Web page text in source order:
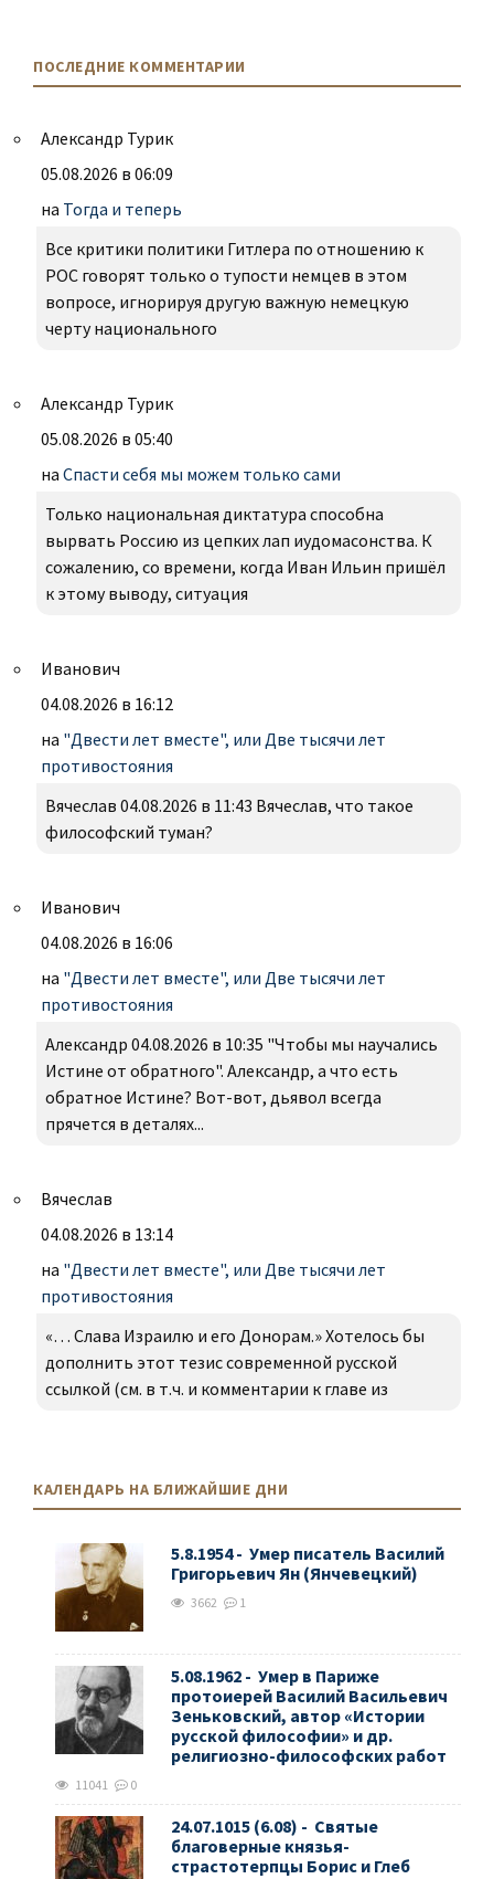
ПОСЛЕДНИЕ КОММЕНТАРИИ
Александр Турик
05.08.2026 в 06:09
на Тогда и теперь
Все критики политики Гитлера по отношению к
РОС говорят только о тупости немцев в этом
вопросе, игнорируя другую важную немецкую
черту национального
Александр Турик
05.08.2026 в 05:40
на Спасти себя мы можем только сами
Только национальная диктатура способна
вырвать Россию из цепких лап иудомасонства. К
сожалению, со времени, когда Иван Ильин пришёл
к этому выводу, ситуация
Иванович
04.08.2026 в 16:12
на "Двести лет вместе", или Две тысячи лет
противостояния
Вячеслав 04.08.2026 в 11:43 Вячеслав, что такое
философский туман?
Иванович
04.08.2026 в 16:06
на "Двести лет вместе", или Две тысячи лет
противостояния
Александр 04.08.2026 в 10:35 "Чтобы мы научались
Истине от обратного". Александр, а что есть
обратное Истине? Вот-вот, дьявол всегда
прячется в деталях...
Вячеслав
04.08.2026 в 13:14
на "Двести лет вместе", или Две тысячи лет
противостояния
«… Слава Израилю и его Донорам.» Хотелось бы
дополнить этот тезис современной русской
ссылкой (см. в т.ч. и комментарии к главе из
КАЛЕНДАРЬ НА БЛИЖАЙШИЕ ДНИ
5.8.1954 - Умер писатель Василий
Григорьевич Ян (Янчевецкий)
3662 1
5.08.1962 - Умер в Париже
протоиерей Василий Васильевич
Зеньковский, автор «Истории
русской философии» и др.
религиозно-философских работ
11041 0
24.07.1015 (6.08) - Святые
благоверные князья-
страстотерпцы Борис и Глеб